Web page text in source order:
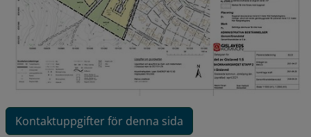
Kontaktuppgifter för denna sida